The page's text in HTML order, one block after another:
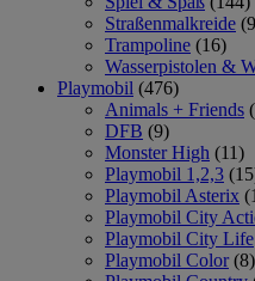
Straßenmalkreide
Trampoline (16)
Wasserpistolen &
Playmobil (476)
Animals + Friends
DFB (9)
Monster High (11)
Playmobil 1,2,3
Playmobil Asterix
Playmobil City
Playmobil City Life
Playmobil Color (8)